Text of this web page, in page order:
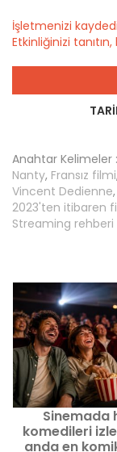
İşletmenizi
Etkinliğinizi
Anahtar Kelimeler :
Nanty, Fransız filmi,
Vincent Dedienne,
2023'ten itibaren
Streaming rehberi
Sinemada
komedileri
anda en